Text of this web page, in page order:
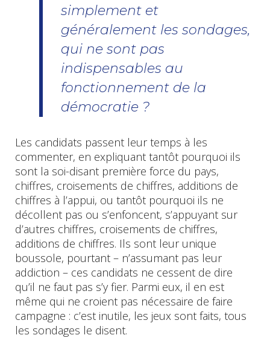
simplement et
généralement les sondages,
qui ne sont pas
indispensables au
fonctionnement de la
démocratie ?
Les candidats passent leur temps à les
commenter, en expliquant tantôt pourquoi ils
sont la soi-disant première force du pays,
chiffres, croisements de chiffres, additions de
chiffres à l’appui, ou tantôt pourquoi ils ne
décollent pas ou s’enfoncent, s’appuyant sur
d’autres chiffres, croisements de chiffres,
additions de chiffres. Ils sont leur unique
boussole, pourtant – n’assumant pas leur
addiction – ces candidats ne cessent de dire
qu’il ne faut pas s’y fier. Parmi eux, il en est
même qui ne croient pas nécessaire de faire
campagne : c’est inutile, les jeux sont faits, tous
les sondages le disent.